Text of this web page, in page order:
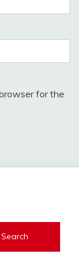
for the